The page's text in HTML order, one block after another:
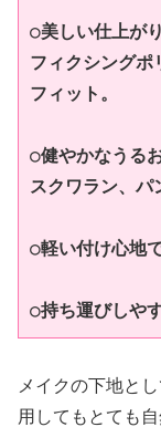
○美しい仕上が
フィクシングポ
フィット。
○健やかなうる
スクワラン、パ
○軽い付け心地
○持ち運びしや
メイクの下地と
用してもとても